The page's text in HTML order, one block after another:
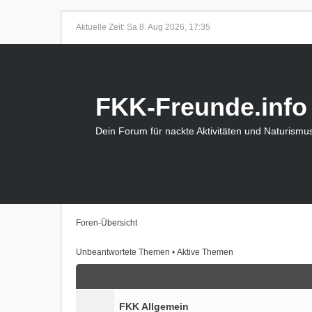
Aktuelle Zeit: Sa 8. Aug 2026, 17:35
FKK-Freunde.info
Dein Forum für nackte Aktivitäten und
Foren-Übersicht
Unbeantwortete Themen • Aktive Themen
FKK Allgemein